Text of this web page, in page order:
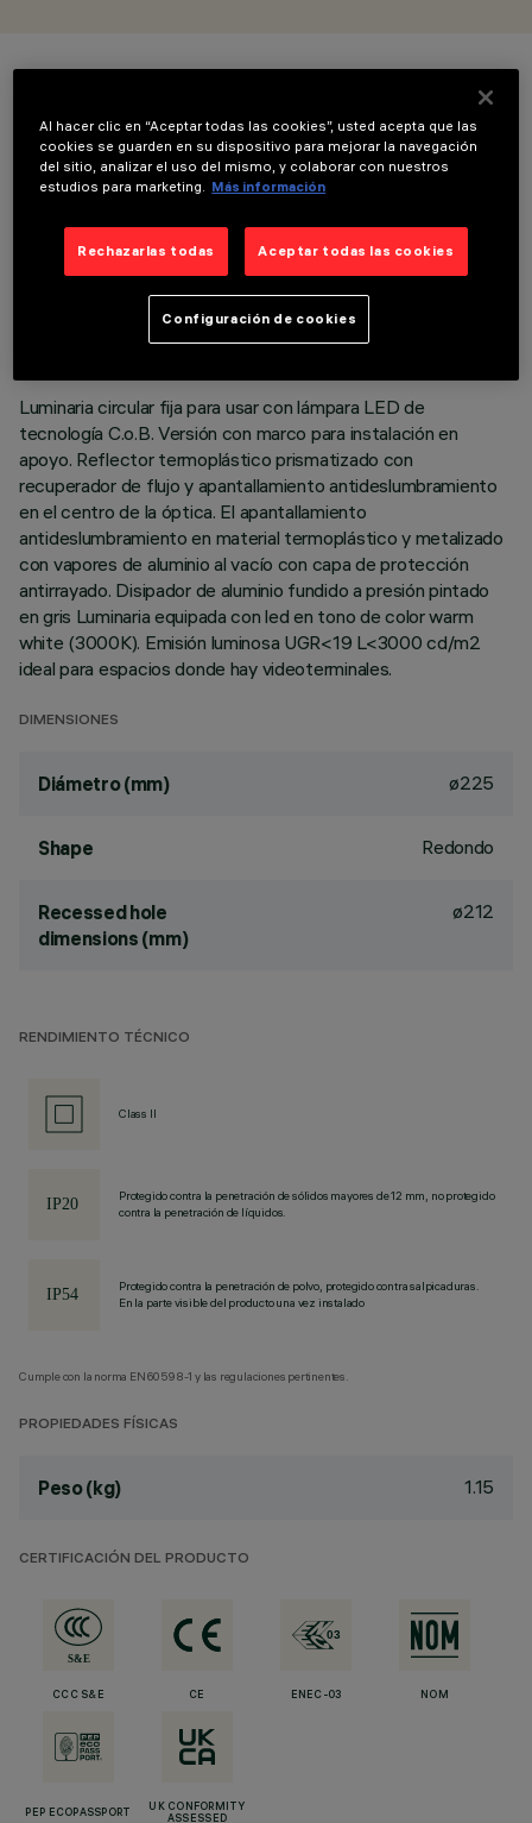
DATOS TÉCNICOS
ÚLTIMA ACTUALIZACIÓN: 01/08/2026
Luminaria circular fija para usar con lámpara LED de
tecnología C.o.B. Versión con marco para instalación en
apoyo. Reflector termoplástico prismatizado con
recuperador de flujo y apantallamiento antideslumbramiento
en el centro de la óptica. El apantallamiento
antideslumbramiento en material termoplástico y metalizado
con vapores de aluminio al vacío con capa de protección
antirrayado. Disipador de aluminio fundido a presión pintado
en gris Luminaria equipada con led en tono de color warm
white (3000K). Emisión luminosa UGR<19 L<3000 cd/m2
ideal para espacios donde hay videoterminales.
DIMENSIONES
Diámetro (mm) ø225
Shape Redondo
Recessed hole
dimensions (mm)
ø212
RENDIMIENTO TÉCNICO
Class II
Protegido contra la penetración de sólidos mayores de 12 mm, no protegido
contra la penetración de líquidos.
Protegido contra la penetración de polvo, protegido contra salpicaduras.
En la parte visible del producto una vez instalado
Cumple con la norma EN60598-1 y las regulaciones pertinentes.
PROPIEDADES FÍSICAS
Peso (kg) 1.15
CERTIFICACIÓN DEL PRODUCTO
CCC S&E CE ENEC-03 NOM
PEP ECOPASSPORT
UK CONFORMITY
ASSESSED
Al hacer clic en “Aceptar todas las cookies”, usted acepta que las
cookies se guarden en su dispositivo para mejorar la navegación
del sitio, analizar el uso del mismo, y colaborar con nuestros
estudios para marketing. Más información
Rechazarlas todas Aceptar todas las cookies
Configuración de cookies